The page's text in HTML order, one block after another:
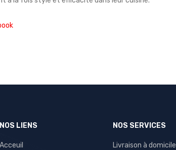
NOS LIENS
Acceuil
NOS SERVICES
Livraison à domicile